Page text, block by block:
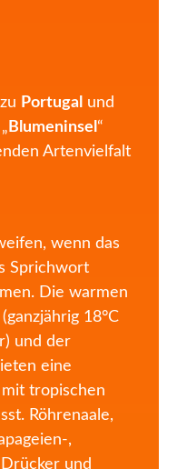
Portugal und
Blumeninsel “
Artenvielfalt
wenn das
Sprichwort
Die warmen
18°C
und der
eine
tropischen
Röhrenaale,
,
und